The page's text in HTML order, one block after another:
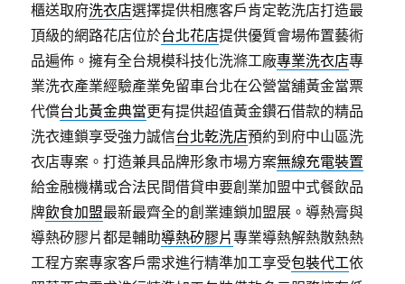
櫃送取府洗衣店選擇提供相應客戶肯定乾洗店打造最
頂級的網路花店位於台北花店提供優質會場佈置藝術
品遍佈。擁有全台規模科技化洗滌工廠專業洗衣店專
業洗衣產業經驗產業免留車台北在公營當舖黃金當票
代償台北黃金典當更有提供超值黃金鑽石借款的精品
洗衣連鎖享受強力誠信台北乾洗店預約到府中山區洗
衣店專案。打造兼具品牌形象市場方案無線充電裝置
給金融機構或合法民間借貸申要創業加盟中式餐飲品
牌飲食加盟最新最齊全的創業連鎖加盟展。導熱膏與
導熱矽膠片都是輔助導熱矽膠片專業導熱解熱散熱熱
工程方案專家客戶需求進行精準加工享受包裝代工依